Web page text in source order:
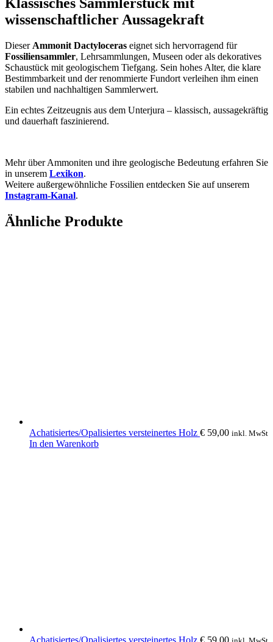
wissenschaftlicher Aussagekraft
Dieser Ammonit Dactyloceras eignet sich hervorragend für
Fossiliensammler, Lehrsammlungen, Museen oder als dekoratives
Schaustück mit geologischem Tiefgang. Sein hohes Alter, die klare
Bestimmbarkeit und der renommierte Fundort verleihen ihm einen
stabilen und nachhaltigen Sammlerwert.
Ein echtes Zeitzeugnis aus dem Unterjura – klassisch, aussagekräftig
und dauerhaft faszinierend.
Mehr über Ammoniten und ihre geologische Bedeutung erfahren Sie
in unserem Lexikon.
Weitere außergewöhnliche Fossilien entdecken Sie auf unserem
Instagram-Kanal.
Ähnliche Produkte
Achatisiertes/Opalisiertes versteinertes Holz € 59,00 inkl. MwSt
In den Warenkorb
Achatisiertes/Opalisiertes versteinertes Holz € 59,00